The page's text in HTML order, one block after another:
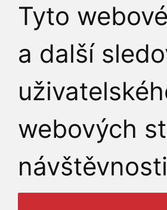
Tyto
a další
webových